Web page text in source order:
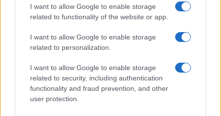
I want to allow Google to enable storage
related to functionality of the website or app.
I want to allow Google to enable storage
related to personalization.
I want to allow Google to enable storage
related to security, including authentication
functionality and fraud prevention, and other
user protection.
forme e consigli
Greta Salvati · 9 Ago 2026
ALTRI ANIMALI